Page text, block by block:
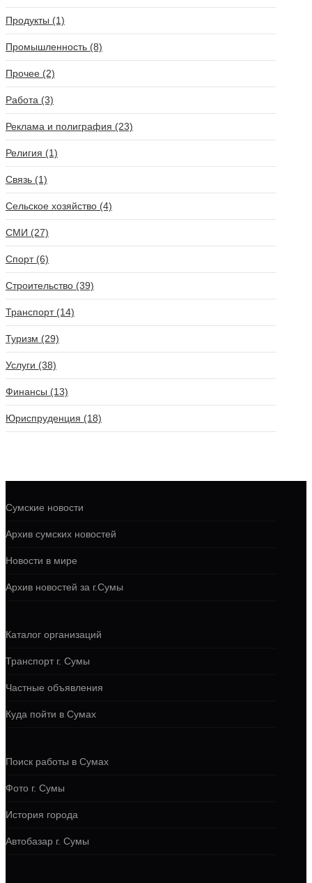
Продукты (1)
Промышленность (8)
Прочее (2)
Работа (3)
Реклама и полиграфия (23)
Религия (1)
Связь (1)
Сельское хозяйство (4)
СМИ (27)
Спорт (6)
Строительство (39)
Транспорт (14)
Туризм (29)
Услуги (38)
Финансы (13)
Юриспруденция (18)
Сумские новости
Архив сумских новостей
Новости в мире
Архив новостей за г.Сумы
Каталог организаций
Транспорт г. Сумы
Частные объявления
Куда пойти в Сумах
Поиск работы в Сумах
Фото г. Сумы
История города
Автобазар г. Сумы